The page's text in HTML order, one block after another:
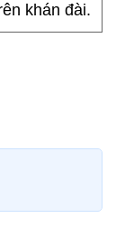
khán đài.